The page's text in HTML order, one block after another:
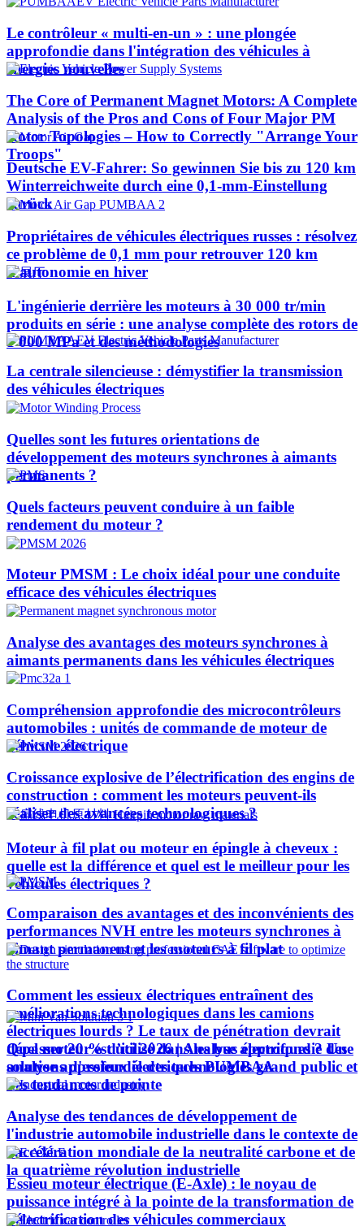
Le contrôleur « multi-en-un » : une plongée
approfondie dans l'intégration des véhicules à
énergies nouvelles
The Core of Permanent Magnet Motors: A Complete
Analysis of the Pros and Cons of Four Major PM
Rotor Topologies – How to Correctly "Arrange Your
Troops"
Deutsche EV-Fahrer: So gewinnen Sie bis zu 120 km
Winterreichweite durch eine 0,1-mm-Einstellung
zurück
Propriétaires de véhicules électriques russes : résolvez
ce problème de 0,1 mm pour retrouver 120 km
d'autonomie en hiver
L'ingénierie derrière les moteurs à 30 000 tr/min
produits en série : une analyse complète des rotors de
1 000 MPa et des méthodologies
La centrale silencieuse : démystifier la transmission
des véhicules électriques
Quelles sont les futures orientations de
développement des moteurs synchrones à aimants
permanents ?
Quels facteurs peuvent conduire à un faible
rendement du moteur ?
Moteur PMSM : Le choix idéal pour une conduite
efficace des véhicules électriques
Analyse des avantages des moteurs synchrones à
aimants permanents dans les véhicules électriques
Compréhension approfondie des microcontrôleurs
automobiles : unités de commande de moteur de
véhicule électrique
Croissance explosive de l’électrification des engins de
construction : comment les moteurs peuvent-ils
réaliser des avancées technologiques ?​
Moteur à fil plat ou moteur en épingle à cheveux :
quelle est la différence et quel est le meilleur pour les
véhicules électriques ?
Comparaison des avantages et des inconvénients des
performances NVH entre les moteurs synchrones à
aimant permanent et les moteurs à fil plat
Comment les essieux électriques entraînent des
améliorations technologiques dans les camions
électriques lourds ? Le taux de pénétration devrait
dépasser 20 % d’ici 2026 | Analyse approfondie des
solutions d'essieux électriques PUMBAA
Quel moteur est utilisé dans les bus électriques ? Une
analyse approfondie des technologies grand public et
des tendances de pointe
Analyse des tendances de développement de
l'industrie automobile industrielle dans le contexte de
l'accélération mondiale de la neutralité carbone et de
la quatrième révolution industrielle
Essieu moteur électrique (E-Axle) : le noyau de
puissance intégré à la pointe de la transformation de
l’électrification des véhicules commerciaux